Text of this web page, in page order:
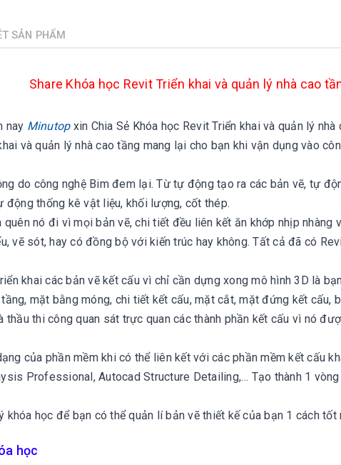
SẢN PHẨM
Share Khóa học Revit Triển khai và quản lý nhà cao
nay Minutop xin Chia Sẻ Khóa học Revit Triển khai và quản lý nhà
và quản lý nhà cao tầng mang lại cho bạn khi vận dụng vào
do công nghệ Bim đem lại. Từ tự động tạo ra các bản vẽ, tự
động thống kê vật liệu, khối lượng, cốt thép.
quên nó đi vì mọi bản vẽ, chi tiết đều liên kết ăn khớp nhịp nhàng
vẽ sót, hay có đồng bộ với kiến trúc hay không. Tất cả đã có
khai các bản vẽ kết cấu vì chỉ cần dựng xong mô hình 3D là
mặt bằng móng, chi tiết kết cấu, mặt cắt, mặt đứng kết cấu,
thầu thi công quan sát trực quan các thành phần kết cấu vì nó
của phần mềm khi có thể liên kết với các phần mềm kết cấu
Professional, Autocad Structure Detailing,… Tạo thành 1
khóa học để bạn có thể quản lí bản vẽ thiết kế của bạn 1 cách tốt
học